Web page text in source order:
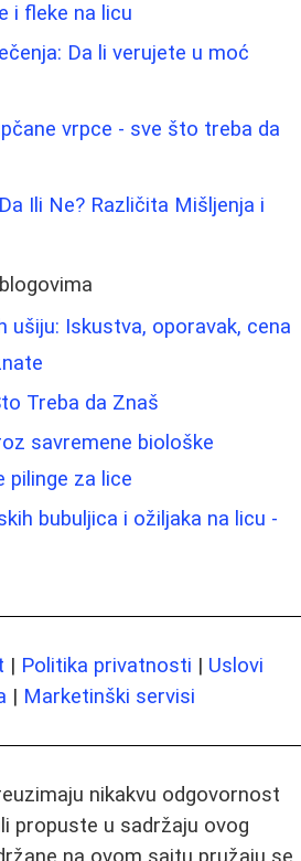
i fleke na licu
Da li verujete u moć
vrpce - sve što treba da
Ili Ne? Različita Mišljenja i
ušiju: Iskustva, oporavak, cena
Treba da Znaš
savremene biološke
pilinge za lice
bubuljica i ožiljaka na licu -
| Politika privatnosti | Uslovi
| Marketinški servisi
nikakvu odgovornost
propuste u sadržaju ovog